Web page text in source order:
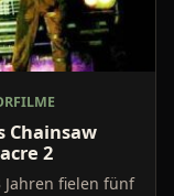
Chainsaw
2
Jahren fielen fünf